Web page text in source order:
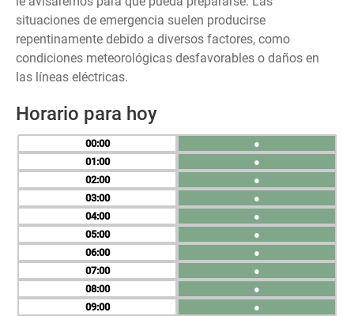
situaciones de emergencia suelen producirse
repentinamente debido a diversos factores, como
condiciones meteorológicas desfavorables o daños en
las líneas eléctricas.
Horario para hoy
00
01
02
03
04
05
06
07
08
09
●
●
●
●
●
●
●
●
●
●